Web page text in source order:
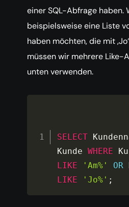
einer SQL-Abfrage haben.
beispielsweise eine Liste
haben möchten, die mit
müssen wir mehrere Like-
unten verwenden.
SELECT
Kunde WHERE
LIKE
'Am%' OR
LIKE
'Jo%' ;